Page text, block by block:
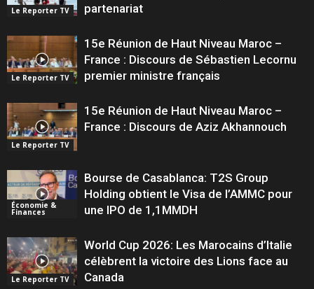
Le Reporter TV
partenariat
Le Reporter TV
15e Réunion de Haut Niveau Maroc –
France : Discours de Sébastien Lecornu
premier ministre français
Le Reporter TV
15e Réunion de Haut Niveau Maroc –
France : Discours de Aziz Akhannouch
Économie &
Finances
Bourse de Casablanca: T2S Group
Holding obtient le Visa de l’AMMC pour
une IPO de 1,1MMDH
Le Reporter TV
World Cup 2026: Les Marocains d’Italie
célèbrent la victoire des Lions face au
Canada